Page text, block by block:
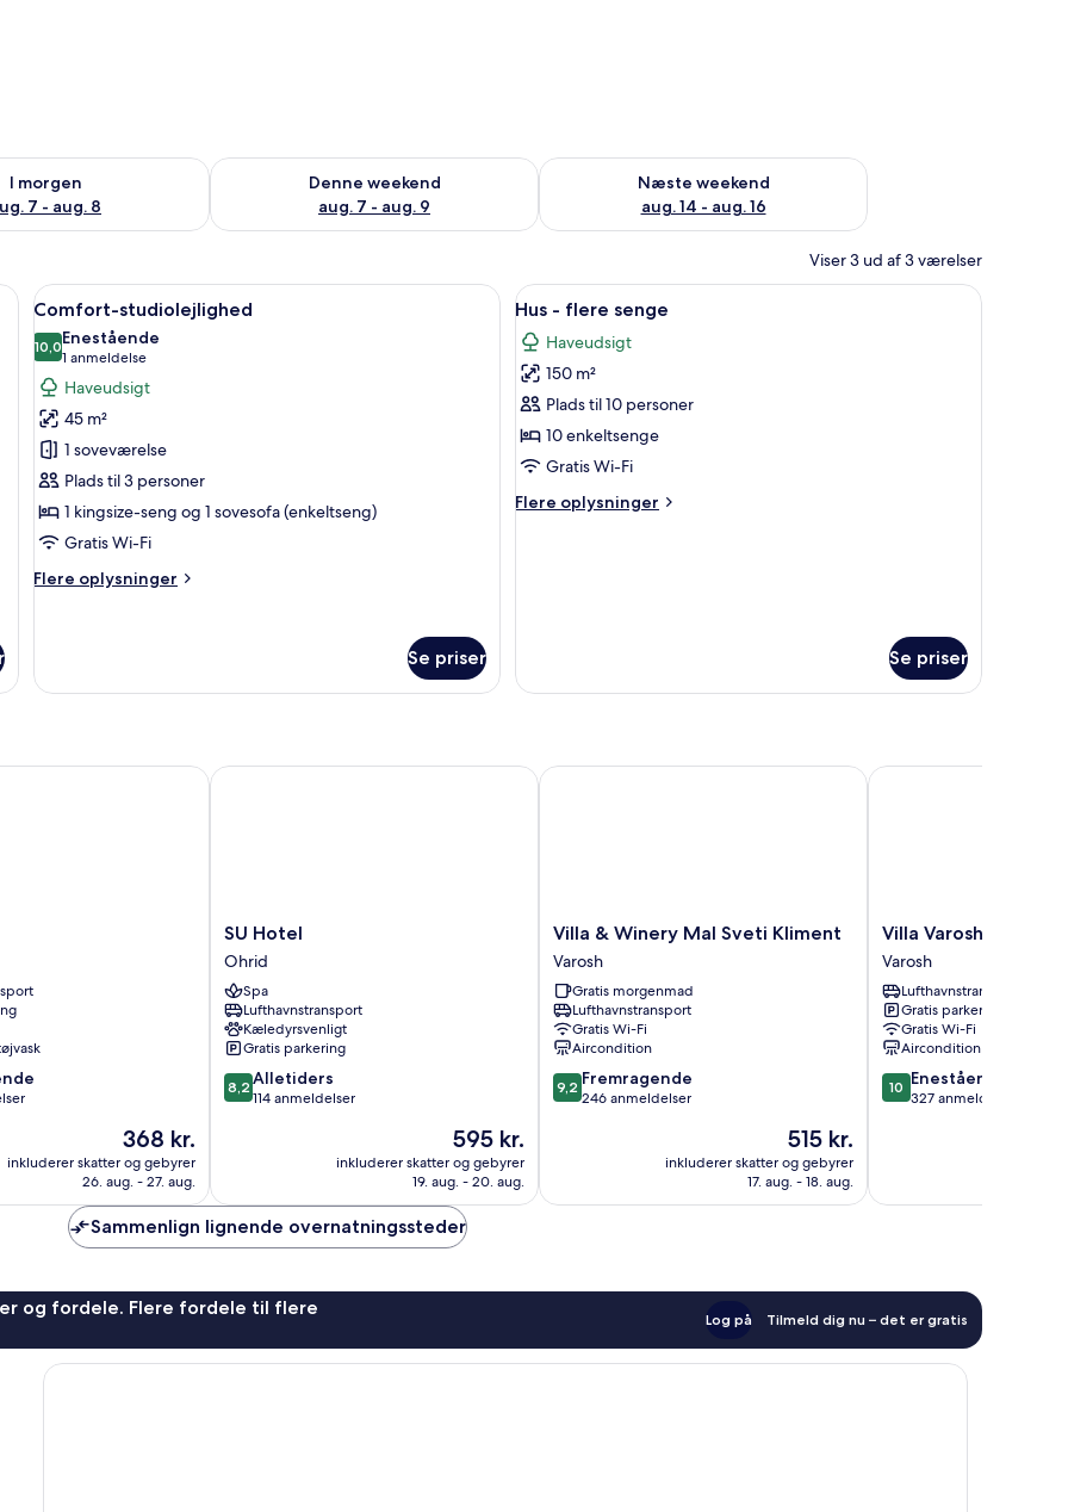
I morgen
7 - aug. 8
for i morgen aug. 7 - aug. 8
Denne weekend
aug. 7 - aug. 9
Tjek tilgængelighed for denne weekend aug. 7 - aug. 9
Næste weekend
aug. 14 - aug. 16
Tjek tilgængelighed for næste weekend aug. 14 - aug. 16
Viser 3 ud af 3 værelser
træ, et natbord, en vægmonteret aircondition og en dør.
Indlæs
alle
billeder
af
Comfort-
studiolejlighed
En dobbeltseng med pink og hvidt blomster sengetøj, to natborde med lamper og tre billeder hængende på
38
Comfort-studiolejlighed
10,010,0 ud af 10
Enestående
1 anmeldelse
(1
anmeldelse)
Haveudsigt
45 m²
1 soveværelse
Plads til 3 personer
1 kingsize-seng og 1 sovesofa (enkeltseng)
Gratis Wi-Fi
Flere oplysninger
Flere
Se priser
Indlæs
alle
billeder
af
Hus
-
flere
Skrivebord, lydisolering, strygejern/
46
Hus - flere senge
Haveudsigt
150 m²
Plads til 10 personer
10 enkeltsenge
Gratis Wi-Fi
Flere oplysninger
Flere
Se priser
Prisen
er
368 kr.
368 kr.
inkluderer skatter og gebyrer
26. aug. - 27. aug.
SU
Hotel
Ohrid
SU Hotel
Ohrid
Spa
Lufthavnstransport
Kæledyrsvenligt
Gratis parkering
8.2
ud
anmeldelser
8,2 Alletiders
114 anmeldelser
Prisen
er
595 kr.
595 kr.
inkluderer skatter og gebyrer
19. aug. - 20. aug.
SU Hotel
Villa
&
Winery
Mal
Sveti
Kliment
Varosh
Villa & Winery Mal Sveti Kliment
Varosh
Gratis morgenmad
Lufthavnstransport
Gratis Wi-Fi
Aircondition
9.2
ud
anmeldelser
9,2 Fremragende
246 anmeldelser
Prisen
er
515 kr.
515 kr.
inkluderer skatter og gebyrer
17. aug. - 18. aug.
Villa & Winery Mal Sveti Kliment
Villa
Varosh
Varosh
Villa Varosh
Varosh
Lufthavnstransport
Gratis parkering
Gratis Wi-Fi
Aircondition
10.0
ud
anmeldelser
10 Enestående
327 anmeldelser
Villa Varosh
Sammenlign lignende overnatningssteder
og fordele. Flere fordele til flere
Log på Tilmeld dig nu – det er gratis